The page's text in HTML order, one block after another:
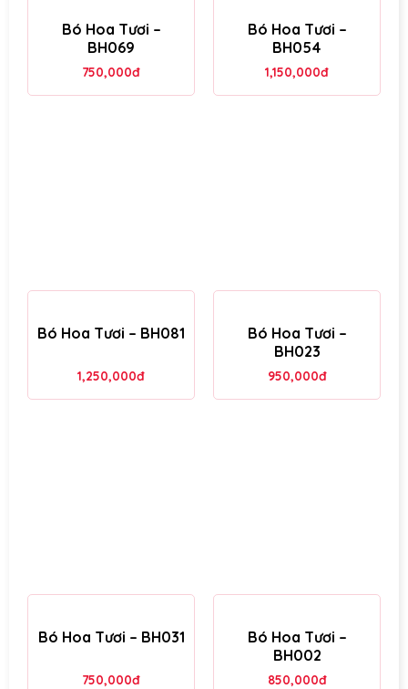
Bó Hoa Tươi –
BH069
750,000đ
Bó Hoa Tươi –
BH054
1,150,000đ
Bó Hoa Tươi – BH081
1,250,000đ
Bó Hoa Tươi –
BH023
950,000đ
Bó Hoa Tươi – BH031
750,000đ
Bó Hoa Tươi –
BH002
850,000đ